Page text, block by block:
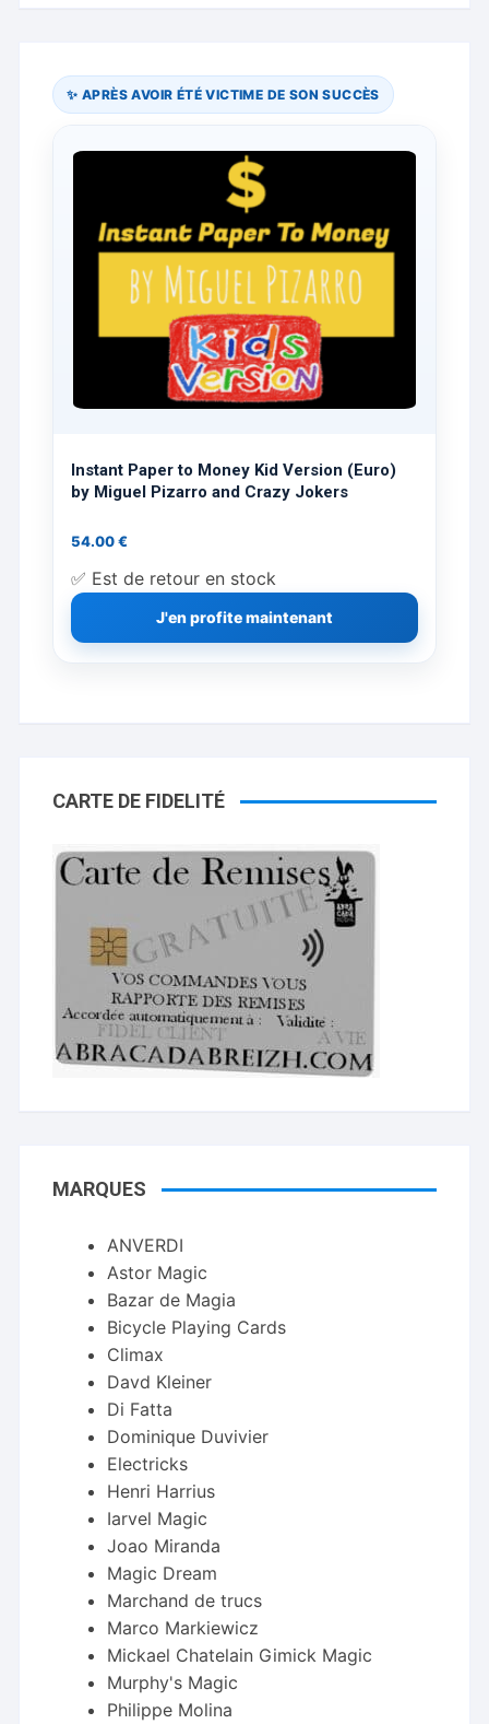
✨ APRÈS AVOIR ÉTÉ VICTIME DE SON SUCCÈS
Instant Paper to Money Kid Version (Euro)
by Miguel Pizarro and Crazy Jokers
54.00€
✅ Est de retour en stock
J'en profite maintenant
CARTE DE FIDELITÉ
MARQUES
ANVERDI
Astor Magic
Bazar de Magia
Bicycle Playing Cards
Climax
Davd Kleiner
Di Fatta
Dominique Duvivier
Electricks
Henri Harrius
Iarvel Magic
Joao Miranda
Magic Dream
Marchand de trucs
Marco Markiewicz
Mickael Chatelain Gimick Magic
Murphy's Magic
Philippe Molina